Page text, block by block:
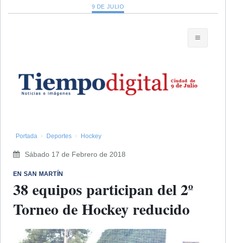
9 DE JULIO
Portada Deportes Hockey
Sábado 17 de Febrero de 2018
EN SAN MARTÍN
38 equipos participan del 2º
Torneo de Hockey reducido